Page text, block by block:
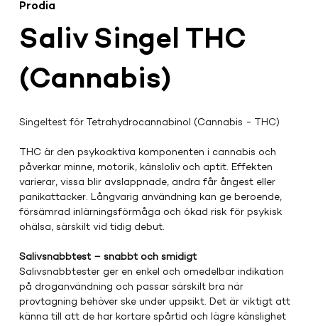
Saliv Singel THC
(Cannabis)
Prodia
Singeltest för Tetrahydrocannabinol (Cannabis - THC)
THC är den psykoaktiva komponenten i cannabis och
påverkar minne, motorik, känsloliv och aptit. Effekten
varierar, vissa blir avslappnade, andra får ångest eller
panikattacker. Långvarig användning kan ge beroende,
försämrad inlärningsförmåga och ökad risk för psykisk
ohälsa, särskilt vid tidig debut.
Salivsnabbtest – snabbt och smidigt
Salivsnabbtester ger en enkel och omedelbar indikation
på droganvändning och passar särskilt bra när
provtagning behöver ske under uppsikt. Det är viktigt att
känna till att de har kortare spårtid och lägre känslighet